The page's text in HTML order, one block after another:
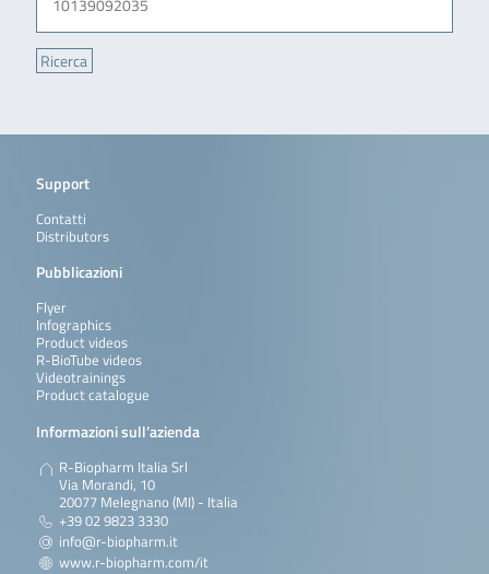
Support
Contatti
Distributors
Pubblicazioni
Flyer
Infographics
Product videos
R-BioTube videos
Videotrainings
Product catalogue
Informazioni sull’azienda
R-Biopharm Italia Srl
Via Morandi, 10
20077 Melegnano (MI) - Italia
+39 02 9823 3330
info@r-biopharm.it
www.r-biopharm.com/it